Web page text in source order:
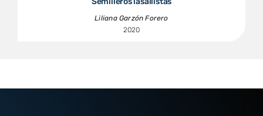
Liliana Garzón Forero
2020